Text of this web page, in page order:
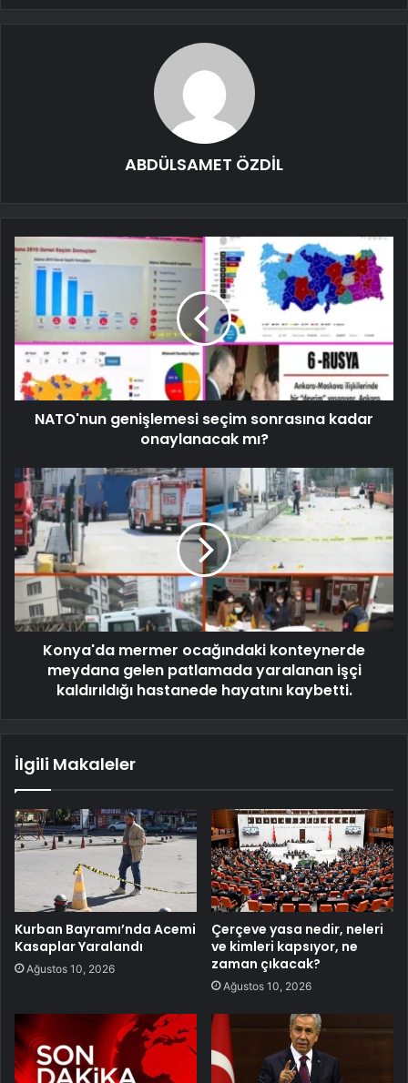
ABDÜLSAMET ÖZDİL
NATO'nun genişlemesi seçim sonrasına kadar
onaylanacak mı?
Konya'da mermer ocağındaki konteynerde
meydana gelen patlamada yaralanan işçi
kaldırıldığı hastanede hayatını kaybetti.
İlgili Makaleler
Kurban Bayramı’nda Acemi
Kasaplar Yaralandı
Ağustos 10, 2026
Çerçeve yasa nedir, neleri
ve kimleri kapsıyor, ne
zaman çıkacak?
Ağustos 10, 2026